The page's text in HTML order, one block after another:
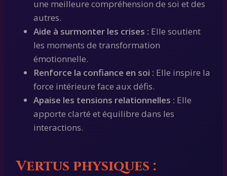
une meilleure compréhension de soi et des
autres.
Aide à surmonter les crises : Elle soutient
les moments de transformation
émotionnelle.
Renforce la confiance en soi : Elle inspire la
force intérieure face aux défis.
Apaise les tensions relationnelles : Elle
apporte clarté et équilibre dans les
interactions.
Vertus physiques :